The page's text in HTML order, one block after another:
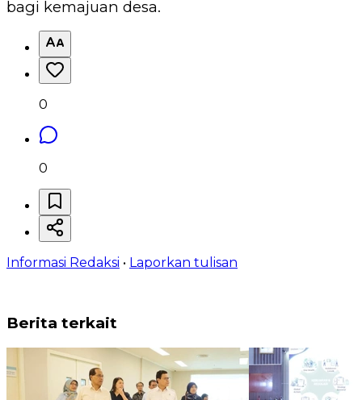
bagi kemajuan desa.
0
0
Informasi Redaksi • Laporkan tulisan
Berita terkait